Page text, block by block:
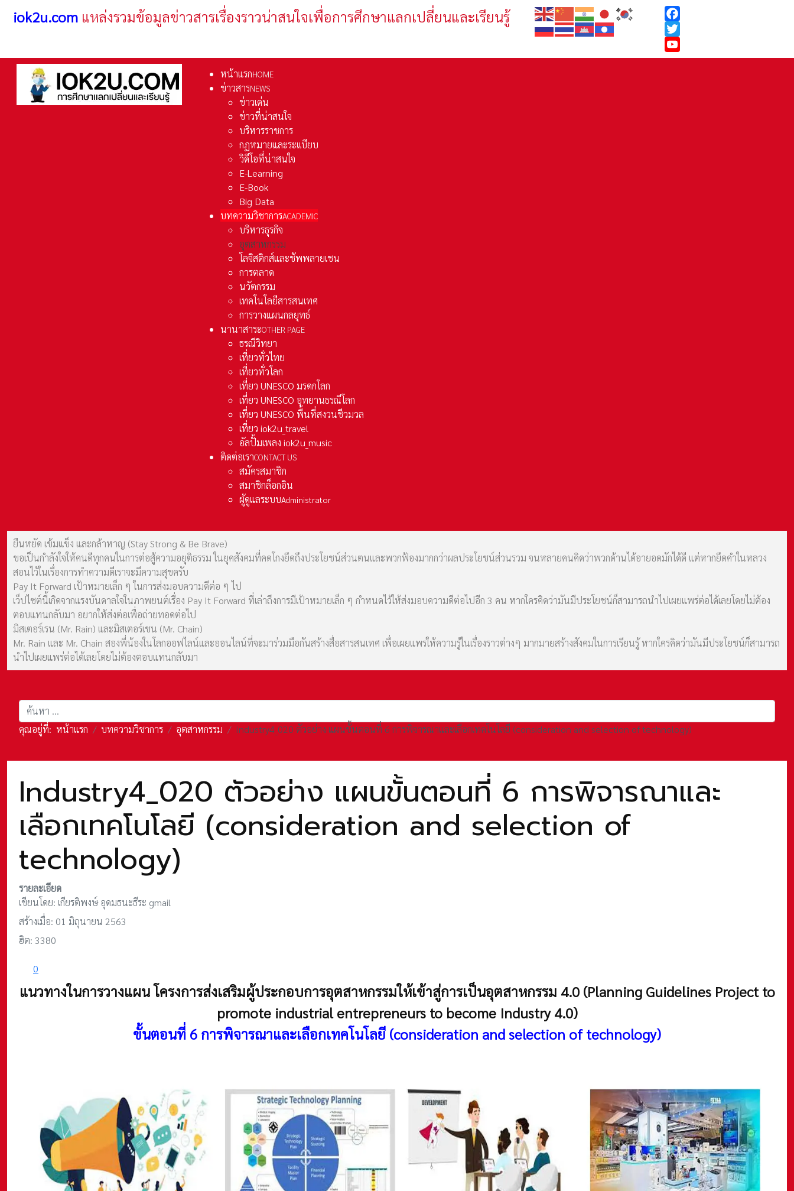
iok2u.com แหล่งรวมข้อมูลข่าวสารเรื่องราวน่าสนใจเพื่อการศึกษาแลกเปลี่ยนและเรียนรู้
Facebook
Twitter
YouTube
หน้าแรกHOME
ข่าวสารNEWS
ข่าวเด่น
ข่าวที่น่าสนใจ
บริหารราชการ
กฏหมายและระเเบียบ
วิดีโอที่น่าสนใจ
E-Learning
E-Book
Big Data
บทความวิชาการACADEMIC
บริหารธุรกิจ
อุตสาหกรรม
โลจิสติกส์และชัพพลายเชน
การตลาด
นวัตกรรม
เทคโนโลยีสารสนเทศ
การวางแผนกลยุทธ์
นานาสาระOTHER PAGE
ธรณีวิทยา
เที่ยวทั่วไทย
เที่ยวทั่วโลก
เที่ยว UNESCO มรดกโลก
เที่ยว UNESCO อุทยานธรณีโลก
เที่ยว UNESCO พื้นที่สงวนชีวมวล
เที่ยว iok2u_travel
อัลปั้มเพลง iok2u_music
ติดต่อเราCONTACT US
สมัครสมาชิก
สมาชิกล็อกอิน
ผู้ดูแลระบบAdministrator
ยืนหยัด เข้มแข็ง และกล้าหาญ (Stay Strong & Be Brave)
ขอเป็นกำลังใจให้คนดีทุกคนในการต่อสู้ความอยุติธรรม ในยุคสังคมที่คดโกงยึดถึงประโยชน์ส่วนตนและพวกฟ้องมากกว่าผลประโยชน์ส่วนรวม จนหลายคนคิดว่าพวกด้านได้อายอดมักได้ดี แต่หากยึดคำในหลวง
สอนไว้ในเรื่องการทำความดีเราจะมีความสุขครับ
Pay It Forward เป้าหมายเล็ก ๆ ในการส่งมอบความดีต่อ ๆ ไป
เว็ปไซต์นี้เกิดจากแรงบันดาลใจในภาพยนต์เรื่อง Pay It Forward ที่เล่าถึงการมีเป้าหมายเล็ก ๆ กำหนดไว้ให้ส่งมอบความดีต่อไปอีก 3 คน หากใครคิดว่ามันมีประโยชน์ก็สามารถนำไปเผยแพร่ต่อได้เลยโดยไม่ต้อง
ตอบแทนกลับมา อยากให้ส่งต่อเพื่อถ่ายทอดต่อไป
มิสเตอร์เรน (Mr. Rain) และมิสเตอร์เชน (Mr. Chain)
Mr. Rain และ Mr. Chain สองพี่น้องในโลกออฟไลน์และออนไลน์ที่จะมาร่วมมือกันสร้างสื่อสารสนเทศ เพื่อเผยแพร่ให้ความรู้ในเรื่องราวต่างๆ มากมายสร้างสังคมในการเรียนรู้ หากใครคิดว่ามันมีประโยชน์ก็สามารถ
นำไปเผยแพร่ต่อได้เลยโดยไม่ต้องตอบแทนกลับมา
การค้นหา
คุณอยู่ที่: หน้าแรก บทความวิชาการ อุตสาหกรรม Industry4_020 ตัวอย่าง แผนขั้นตอนที่ 6 การพิจารณาและเลือกเทคโนโลยี (consideration and selection of technology)
Industry4_020 ตัวอย่าง แผนขั้นตอนที่ 6 การพิจารณาและ
เลือกเทคโนโลยี (consideration and selection of
technology)
รายละเอียด
เขียนโดย: เกียรติพงษ์ อุดมธนะธีระ gmail
สร้างเมื่อ: 01 มิถุนายน 2563
ฮิต: 3380
0
แนวทางในการวางแผน โครงการส่งเสริมผู้ประกอบการอุตสาหกรรมให้เข้าสู่การเป็นอุตสาหกรรม 4.0 (Planning Guidelines Project to
promote industrial entrepreneurs to become Industry 4.0)
ขั้นตอนที่ 6 การพิจารณาและเลือกเทคโนโลยี (consideration and selection of technology)